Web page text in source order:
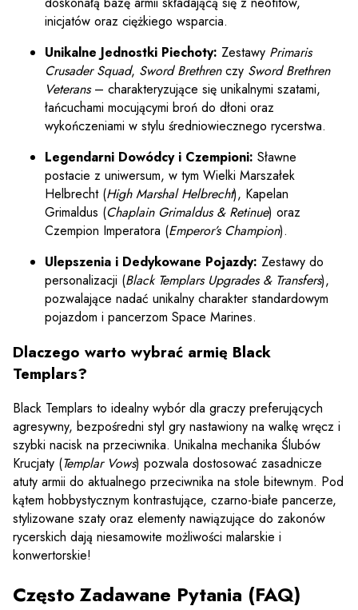
inicjatów oraz ciężkiego wsparcia.
Unikalne Jednostki Piechoty: Zestawy Primaris
Crusader Squad, Sword Brethrenczy Sword Brethren
Veterans– charakteryzujące się unikalnymi szatami,
łańcuchami mocującymi broń do dłoni oraz
wykończeniami w stylu średniowiecznego rycerstwa.
Legendarni Dowódcy i Czempioni: Sławne
postacie z uniwersum, w tym Wielki Marszałek
Helbrecht (High Marshal Helbrecht), Kapelan
Grimaldus (Chaplain Grimaldus & Retinue) oraz
Czempion Imperatora (Emperor’s Champion).
Ulepszenia i Dedykowane Pojazdy: Zestawy do
personalizacji (Black Templars Upgrades & Transfers),
pozwalające nadać unikalny charakter standardowym
pojazdom i pancerzom Space Marines.
Dlaczego warto wybrać armię Black
Templars?
Black Templars to idealny wybór dla graczy preferujących
agresywny, bezpośredni styl gry nastawiony na walkę wręcz i
szybki nacisk na przeciwnika. Unikalna mechanika Ślubów
Krucjaty (Templar Vows) pozwala dostosować zasadnicze
atuty armii do aktualnego przeciwnika na stole bitewnym. Pod
kątem hobbystycznym kontrastujące, czarno-białe pancerze,
stylizowane szaty oraz elementy nawiązujące do zakonów
rycerskich dają niesamowite możliwości malarskie i
konwertorskie!
Często Zadawane Pytania (FAQ)